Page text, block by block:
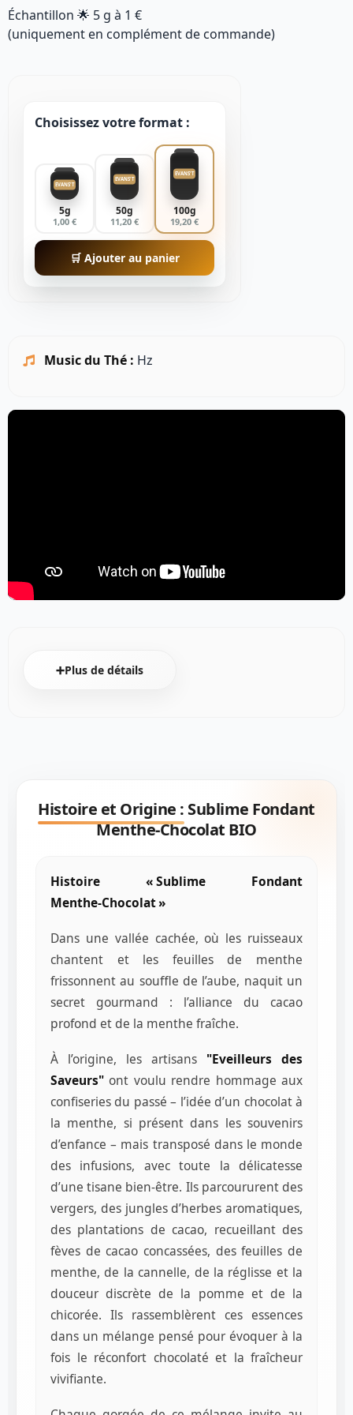
Échantillon 🌟 5 g à 1 €
(uniquement en complément de commande)
Choisissez votre format :
EVANS'T
5g
1,00 €
EVANS'T
50g
11,20 €
EVANS'T
100g
19,20 €
🛒 Ajouter au panier
Music du Thé : Hz
➕Plus de détails
Histoire et Origine : Sublime Fondant
Menthe-Chocolat BIO
Histoire « Sublime Fondant
Menthe‑Chocolat »
Dans une vallée cachée, où les ruisseaux
chantent et les feuilles de menthe
frissonnent au souffle de l’aube, naquit un
secret gourmand : l’alliance du cacao
profond et de la menthe fraîche.
À l’origine, les artisans "Eveilleurs des
Saveurs" ont voulu rendre hommage aux
confiseries du passé – l’idée d’un chocolat à
la menthe, si présent dans les souvenirs
d’enfance – mais transposé dans le monde
des infusions, avec toute la délicatesse
d’une tisane bien-être. Ils parcoururent des
vergers, des jungles d’herbes aromatiques,
des plantations de cacao, recueillant des
fèves de cacao concassées, des feuilles de
menthe, de la cannelle, de la réglisse et la
douceur discrète de la pomme et de la
chicorée. Ils rassemblèrent ces essences
dans un mélange pensé pour évoquer à la
fois le réconfort chocolaté et la fraîcheur
vivifiante.